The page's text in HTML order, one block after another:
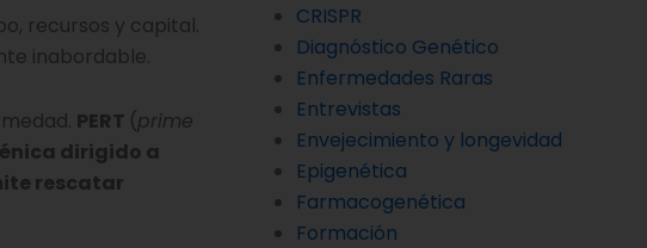
recursos y capital.
inabordable.
PERT (prime
dirigido a
rescatar
CRISPR
Diagnóstico Genético
Enfermedades Raras
Entrevistas
Envejecimiento y longevidad
Epigenética
Farmacogenética
Formación